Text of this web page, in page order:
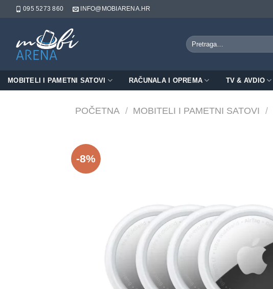
095 5273 860 INFO@MOBIARENA.HR
Pretraži:
MOBITELI I PAMETNI SATOVI RAČUNALA I OPREMA TV & AVDIO
POČETNA / MOBITELI I PAMETNI SATOVI /
-8%